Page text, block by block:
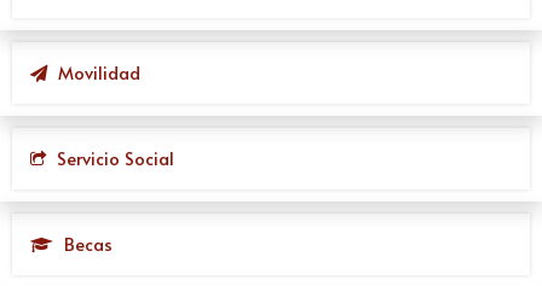
Movilidad
Servicio Social
Becas